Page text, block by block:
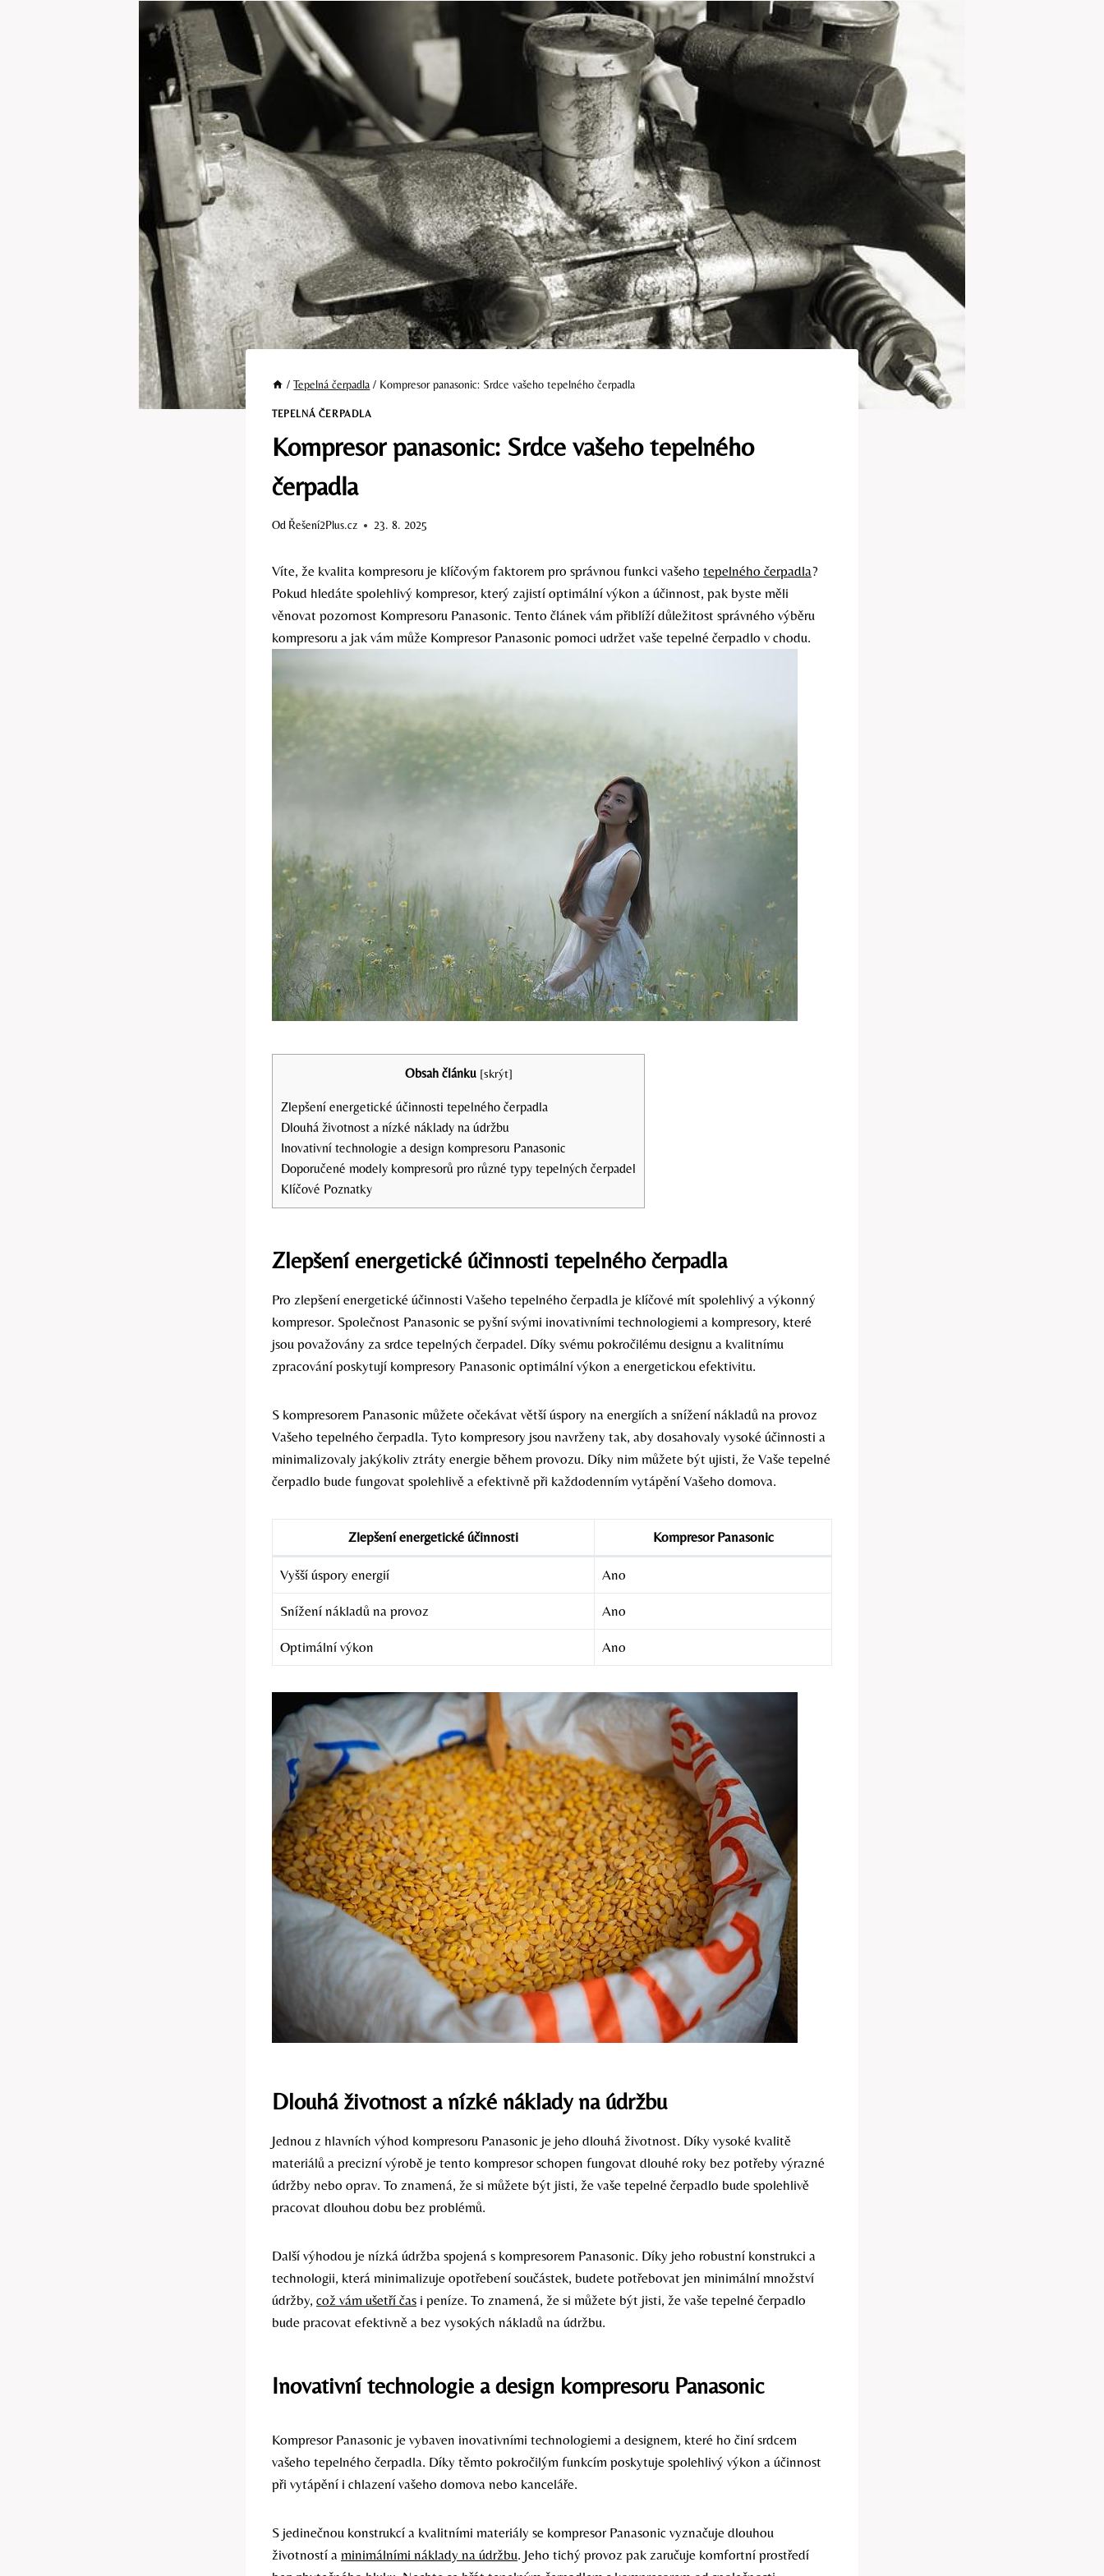
/ Tepelná čerpadla / Kompresor panasonic: Srdce vašeho tepelného čerpadla
TEPELNÁ ČERPADLA
Kompresor panasonic: Srdce vašeho tepelného
čerpadla
Od Řešení2Plus.cz 23. 8. 2025
Víte, že kvalita kompresoru je klíčovým faktorem pro správnou funkci vašeho tepelného čerpadla?
Pokud hledáte spolehlivý kompresor, který zajistí optimální výkon a účinnost, pak byste měli
věnovat pozornost Kompresoru Panasonic. Tento článek vám přiblíží důležitost správného výběru
kompresoru a jak vám může Kompresor Panasonic pomoci udržet vaše tepelné čerpadlo v chodu.
Obsah článku [skrýt]
Zlepšení energetické účinnosti tepelného čerpadla
Dlouhá životnost a nízké náklady na údržbu
Inovativní technologie a design kompresoru Panasonic
Doporučené modely kompresorů pro různé typy tepelných čerpadel
Klíčové Poznatky
Zlepšení energetické účinnosti tepelného čerpadla
Pro zlepšení energetické účinnosti Vašeho tepelného čerpadla je klíčové mít spolehlivý a výkonný
kompresor. Společnost Panasonic se pyšní svými inovativními technologiemi a kompresory, které
jsou považovány za srdce tepelných čerpadel. Díky svému pokročilému designu a kvalitnímu
zpracování poskytují kompresory Panasonic optimální výkon a energetickou efektivitu.
S kompresorem Panasonic můžete očekávat větší úspory na energiích a snížení nákladů na provoz
Vašeho tepelného čerpadla. Tyto kompresory jsou navrženy tak, aby dosahovaly vysoké účinnosti a
minimalizovaly jakýkoliv ztráty energie během provozu. Díky nim můžete být ujisti, že Vaše tepelné
čerpadlo bude fungovat spolehlivě a efektivně při každodenním vytápění Vašeho domova.
Zlepšení energetické účinnosti Kompresor Panasonic
Vyšší úspory energií Ano
Snížení nákladů na provoz Ano
Optimální výkon Ano
Dlouhá životnost a nízké náklady na údržbu
Jednou z hlavních výhod kompresoru Panasonic je jeho dlouhá životnost. Díky vysoké kvalitě
materiálů a precizní výrobě je tento kompresor schopen fungovat dlouhé roky bez potřeby výrazné
údržby nebo oprav. To znamená, že si můžete být jisti, že vaše tepelné čerpadlo bude spolehlivě
pracovat dlouhou dobu bez problémů.
Další výhodou je nízká údržba spojená s kompresorem Panasonic. Díky jeho robustní konstrukci a
technologii, která minimalizuje opotřebení součástek, budete potřebovat jen minimální množství
údržby, což vám ušetří čas i peníze. To znamená, že si můžete být jisti, že vaše tepelné čerpadlo
bude pracovat efektivně a bez vysokých nákladů na údržbu.
Inovativní technologie a design kompresoru Panasonic
Kompresor Panasonic je vybaven inovativními technologiemi a designem, které ho činí srdcem
vašeho tepelného čerpadla. Díky těmto pokročilým funkcím poskytuje spolehlivý výkon a účinnost
při vytápění i chlazení vašeho domova nebo kanceláře.
S jedinečnou konstrukcí a kvalitními materiály se kompresor Panasonic vyznačuje dlouhou
životností a minimálními náklady na údržbu. Jeho tichý provoz pak zaručuje komfortní prostředí